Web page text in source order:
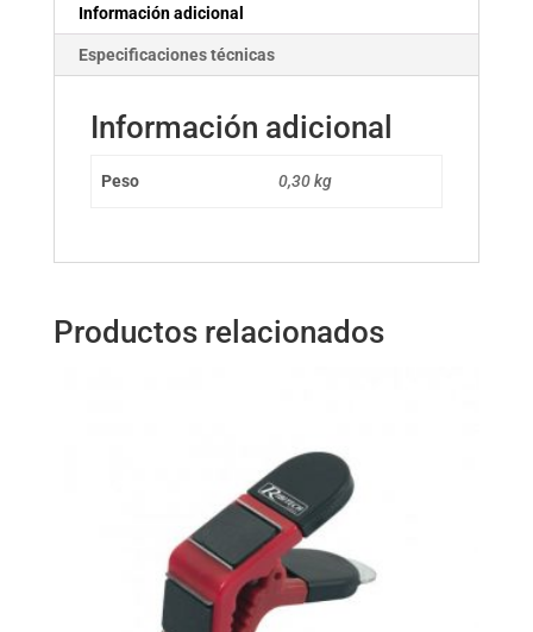
Información adicional
Especificaciones técnicas
Información adicional
Peso 0,30 kg
Productos relacionados